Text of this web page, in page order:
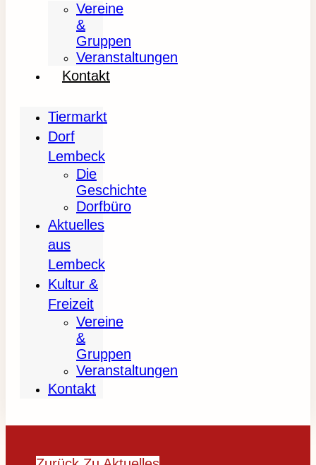
Vereine
&
Gruppen
Veranstaltungen
Kontakt
Tiermarkt
Dorf
Lembeck
Die
Geschichte
Dorfbüro
Aktuelles
aus
Lembeck
Kultur &
Freizeit
Vereine
&
Gruppen
Veranstaltungen
Kontakt